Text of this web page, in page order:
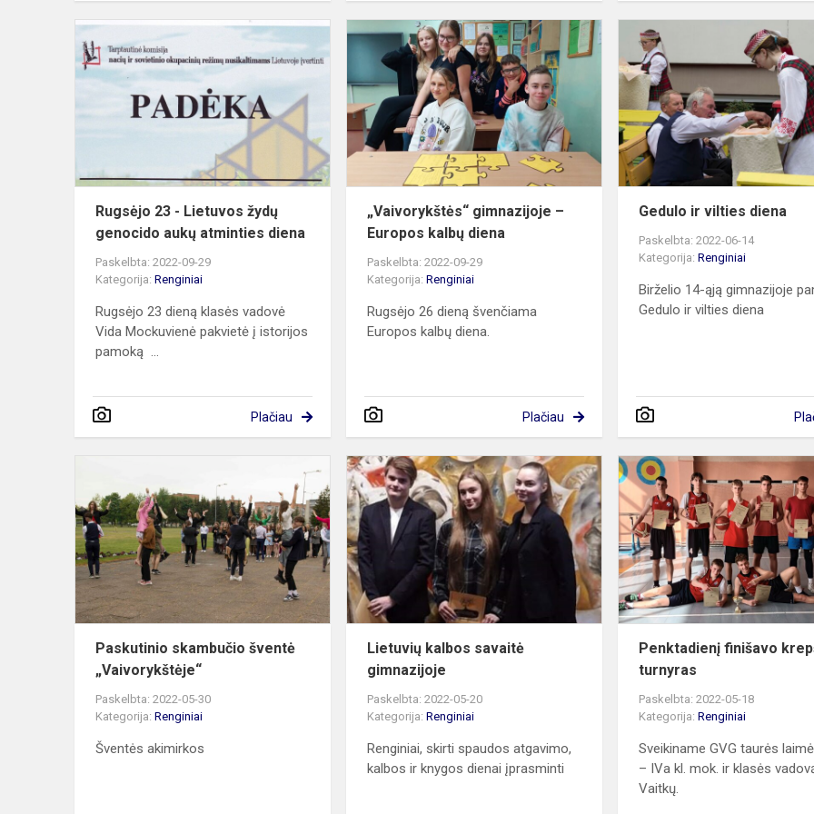
Rugsėjo
Lietuvos
žydų
genocido
aukų
atminties
Rugsėjo 23 - Lietuvos žydų
genocido aukų atminties diena
Paskelbta: 2022-09-29
Kategorija: Renginiai
Rugsėjo 23 dieną klasės vadovė
Vida Mockuvienė pakvietė į istorijos
pamoką ...
Plačiau
„Vaivorykštės“
gimnazijoje
Europos
kalbų
diena
„Vaivorykštės“ gimnazijoje –
Europos kalbų diena
Paskelbta: 2022-09-29
Kategorija:Renginiai
Rugsėjo 26 dieną švenčiama
Europos kalbų diena.
Plačiau
Gedulo ir vilties diena
Paskelbta: 2022-06-14
Kategorija:Renginiai
Birželio 14-ąją gimnazijoje
Gedulo ir vilties diena
Paskutinio
skambučio
šventė
„Vaivorykštėje“
Paskutinio skambučio šventė
„Vaivorykštėje“
Paskelbta: 2022-05-30
Kategorija: Renginiai
Šventės akimirkos
Lietuvių
kalbos
savaitė
gimnazijoje
Lietuvių kalbos savaitė
gimnazijoje
Paskelbta: 2022-05-20
Kategorija:Renginiai
Renginiai, skirti spaudos atgavimo,
kalbos ir knygos dienai įprasminti
Penktadienį finišavo
turnyras
Paskelbta: 2022-05-18
Kategorija:Renginiai
Sveikiname GVG taurės
– IVa kl. mok. ir klasės
Vaitkų.